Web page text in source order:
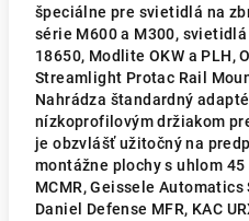
špeciálne pre svietidlá na
série M600 a M300,
18650, Modlite OKW a PLH,
Streamlight Protac Rail
Nahrádza štandardný
nízkoprofilovým držiakom
je obzvlášť užitočný na
montážne plochy s uhlom
MCMR, Geissele Automatics
Daniel Defense MFR, KAC